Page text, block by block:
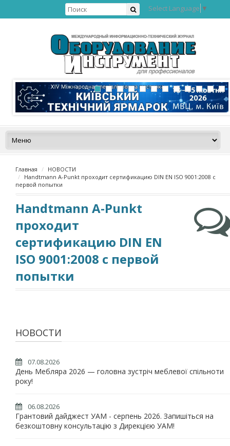
Select Language ▼
Главная
НОВОСТИ
Handtmann A-Punkt проходит сертификацию DIN EN ISO 9001:2008 с
первой попытки
Handtmann A-Punkt
проходит
сертификацию DIN EN
ISO 9001:2008 с первой
попытки
НОВОСТИ
07.08.2026
День Мебляра 2026 — головна зустріч меблевої спільноти
року!
06.08.2026
Грантовий дайджест УАМ - серпень 2026. Запишіться на
безкоштовну консультацію з Дирекцією УАМ!